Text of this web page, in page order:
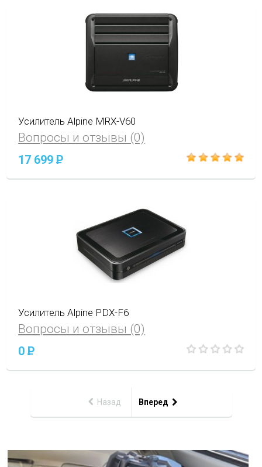
Усилитель Alpine MRX-V60
Вопросы и отзывы (0)
17 699P
Усилитель Alpine PDX-F6
Вопросы и отзывы (0)
0P
Назад Вперед